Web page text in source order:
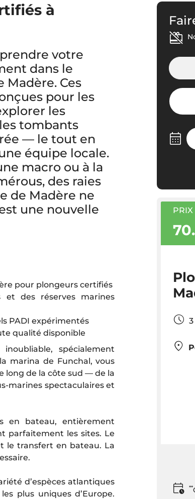
à
votre
dans le
Ces
pour les
les
tombants
— le tout en
équipe locale.
macro ou à la
des raies
de Madère ne
une nouvelle
pour plongeurs certifiés
et des réserves marines
PADI expérimentés
qualité disponible
spécialement
marina de Funchal, vous
long de la côte sud — de la
marines spectaculaires et
en bateau, entièrement
parfaitement les sites. Le
le transfert en bateau. La
d’espèces atlantiques
plus uniques d’Europe.
PRIX
**